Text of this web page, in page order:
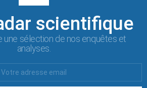
scientifique
une sélection de nos enquêtes et
analyses.